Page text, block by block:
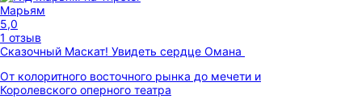
Марьям
5,0
1 отзыв
Сказочный Маскат! Увидеть сердце Омана
От колоритного восточного рынка до мечети и
Королевского оперного театра